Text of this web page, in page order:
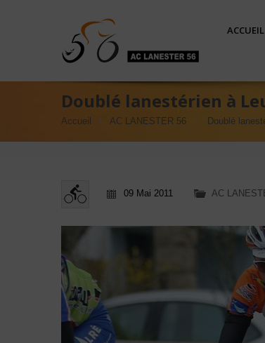
ACCUEIL
Doublé lanestérien à
Accueil AC LANESTER 56 Doublé
09 Mai 2011 AC